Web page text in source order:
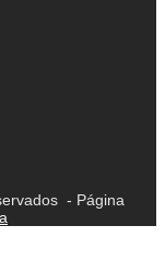
- Página